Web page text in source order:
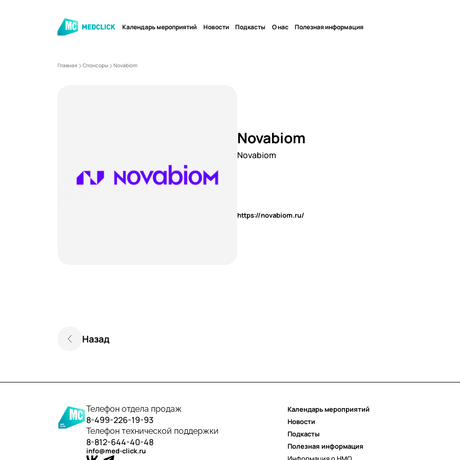
Календарь мероприятий Новости Подкасты О нас Полезная информация
Главная Спонсоры Novabiom
Novabiom
Novabiom
https://novabiom.ru/
Назад
Телефон отдела продаж
8-499-226-19-93
Телефон технической поддержки
8-812-644-40-48
info@med-click.ru
Календарь мероприятий
Новости
Подкасты
Полезная информация